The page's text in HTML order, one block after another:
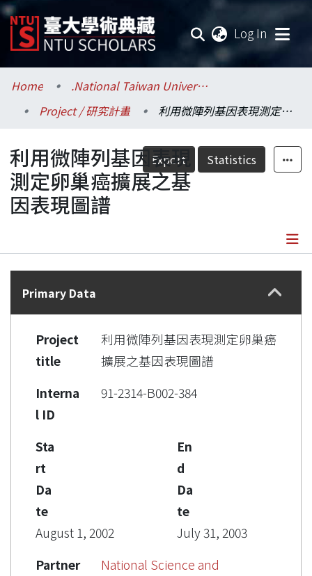
Log In
Communities & Collections
Research Outputs
Fundings & Projects
Researchers
Statistics
Home
.National Taiwan University / 國立臺灣大學
Project / 研究計畫
利用微陣列基因表現測定卵巢癌擴展之基因表現圖譜
Export Statistics
利用微陣列基因表現
測定卵巢癌擴展之基
因表現圖譜
Details
Primary Data
Project
title
利用微陣列基因表現測定卵巢癌
擴展之基因表現圖譜
Interna
l ID
91-2314-B002-384
Sta
rt
Da
te
August 1, 2002
En
d
Da
te
July 31, 2003
Partner
National Science and